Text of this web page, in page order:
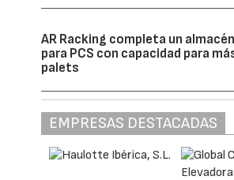
AR Racking completa un
para PCS con capacidad para
palets
EMPRESAS DESTACADAS